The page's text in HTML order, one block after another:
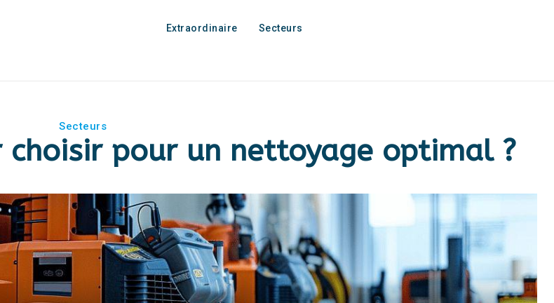
Extraordinaire Secteurs
Secteurs
pour un nettoyage optimal ?